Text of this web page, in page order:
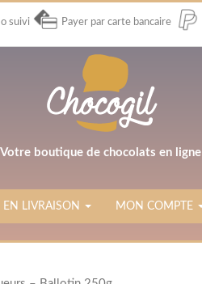
suivi Payer par carte bancaire
Votre boutique de chocolats en ligne
EN LIVRAISON MON COMPTE